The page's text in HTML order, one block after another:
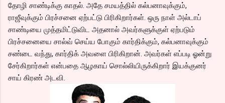
தோழி சாண்டிக்கு காதல். அதே சமயத்தில் கல்பனாவுக்கும்,
ராஜீவுக்கும் பிரச்சனை ஏற்பட்டு பிரிகிறார்கள். ஒரு நாள் அல்டாப்
சாண்டியை முத்தமிட்டுவிட அதனால் அவர்களுக்குள் ஏற்படும்
பிரச்சனையை சால்வ் செய்ய போகும் கார்திக்கும், கல்பனாவுக்கும்
சண்டை வந்து, கார்திக் அவளை பிரிகிறான். அவர்கள் எப்படி ஓன்று
சேர்கிறார்கள் என்பதை ஆழகாய் சொல்லியிருக்கிறார் இயக்குனர்
சாய் கிரண் அடவி.